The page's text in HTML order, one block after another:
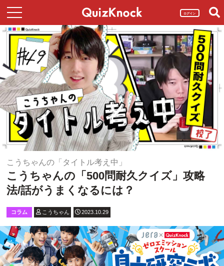
ログイン
こうちゃんの「タイトル考え中」
こうちゃんの「500問耐久クイズ」攻略
法/話がうまくなるには？
コラム こうちゃん 2023.10.29